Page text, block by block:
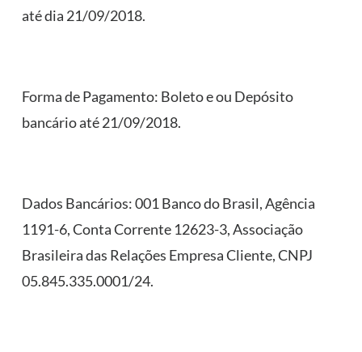
até dia 21/09/2018.
Forma de Pagamento: Boleto e ou Depósito
bancário até 21/09/2018.
Dados Bancários: 001 Banco do Brasil, Agência
1191-6, Conta Corrente 12623-3, Associação
Brasileira das Relações Empresa Cliente, CNPJ
05.845.335.0001/24.